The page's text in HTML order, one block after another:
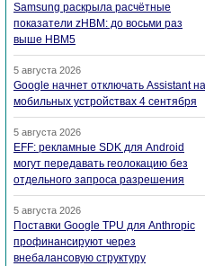
Samsung раскрыла расчётные
показатели zHBM: до восьми раз
выше HBM5
5 августа 2026
Google начнет отключать Assistant на
мобильных устройствах 4 сентября
5 августа 2026
EFF: рекламные SDK для Android
могут передавать геолокацию без
отдельного запроса разрешения
5 августа 2026
Поставки Google TPU для Anthropic
профинансируют через
внебалансовую структуру